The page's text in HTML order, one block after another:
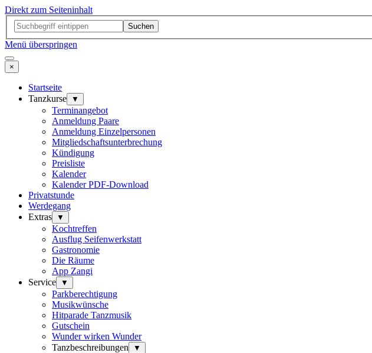
Direkt zum Seiteninhalt
Suchen
Menü überspringen
×
Startseite
Tanzkurse
▼
Terminangebot
Anmeldung Paare
Anmeldung Einzelpersonen
Mitgliedschaftsunterbrechung
Kündigung
Preisliste
Kalender
Kalender PDF-Download
Privatstunde
Werdegang
Extras
▼
Kochtreffen
Ausflug Seifenwerkstatt
Gastronomie
Die Räume
App Zangi
Service
▼
Parkberechtigung
Musikwünsche
Hitparade Tanzmusik
Gutschein
Wunder wirken Wunder
Tanzbeschreibungen
▼